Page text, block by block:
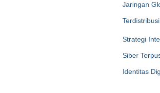
Jaringan
Terdistribusi
Strategi
Siber
Identitas